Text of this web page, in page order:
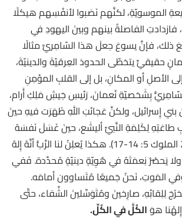
الموسويّةِ، لكنَّهم نَصَبوا لأنفُسِهم هيكلًا
الفاصلةُ بينهم وبينَ اليهودِ في
ذلك، فإنَّ يسوعَ جعلَ هذا السّامِريَّ مثالًا
حقيقيٍّ يتخطّى الحدودَ العِرقيّةَ والدينيّةَ،
إلى الأصلِ أو المكانِ، بل إلى القلبِ المؤمِنِ
بِشَخصيّةِ نُعمانَ، رَئيسِ جَيشِ مَلِكِ أَرام،
إِسرائيل، ولكنَّ عَجائبَ اللهِ ظَهَرَت فيهِ حينَ
لِكَلِمَةِ النَّبيِّ أليشَع، حينَ غَسَلَ نَفسَهُ
في الأُردنّ كما أُمِرَ (2 الملوك 5: 14-17). هكذا يُعلِنُ لنا الرَّبُّ أنَّهُ إِلهُ
ولا يَحصُرُ نِعمَتَهُ في هُوِيّةٍ دينيّةٍ مُحدَّدة. فَفي
المَوتِ، نَحنُ جَميعًا مُتَساوون أمامَه.
لِلِقائِهِ، صارِخينَ ومُتَوَسِّلينَ الشِّفاء، حتّى
هوَالكُلَّ في الكُلِّ.